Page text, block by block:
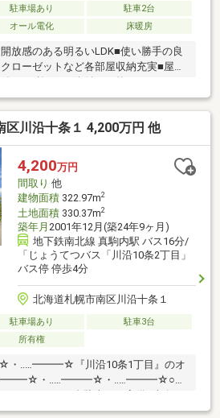
駐車場あり
駐車2台
オール電化 床暖房
放感のある明るいLDK■使い勝手の良
ローゼットなど各部屋収納充実■屋根
区川沿十条１ 4,200万円 他
4,200万円
間取り 他
建物面積322.97m2
土地面積330.37m2
築年月 2001年12月(築24年9ヶ月)
地下鉄南北線 真駒内駅 バス16分/
「じょうてつバス「川沿10条2丁目」
バス停 停歩4分
北海道札幌市南区川沿十条１
駐車場あり
駐車3台
所有権
‥…━━━☆『川沿10条1丁目』のオ
‥…━━━☆・‥…━━━☆・‥…━━━☆○ホ
帖の大空間LDK○BBQやガーデニング